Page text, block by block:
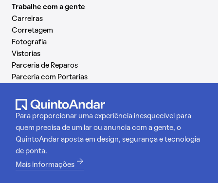
Trabalhe com a gente
Carreiras
Corretagem
Fotografia
Vistorias
Parceria de Reparos
Parceria com Portarias
Para proporcionar uma experiência inesquecível para
quem precisa de um lar ou anuncia com a gente, o
QuintoAndar aposta em design, segurança e tecnologia
de ponta.
Mais informações